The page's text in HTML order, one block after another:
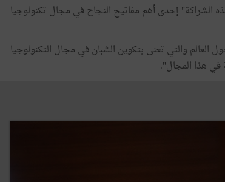
الشراكة" إحدى أهم مفاتيح النجاح في مجال تكنولوجيا
عن "أكاديمية هواوي" الموجودة في 180 بلدا حول العالم والتي تعنى بتكوين الشبان في مجال التكنولوجيا
في هذا المجال".